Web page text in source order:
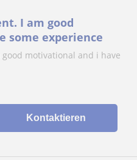
I am good
some experience
motivational and i have
Kontaktieren